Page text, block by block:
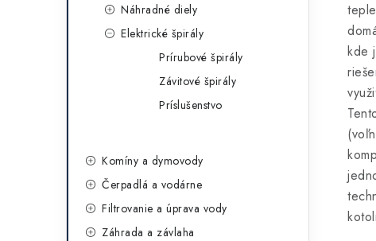
Náhradné diely
Elektrické špirály
Prírubové špirály
Závitové špirály
Príslušenstvo
Komíny a dymovody
Čerpadlá a vodárne
Filtrovanie a úprava vody
Záhrada a závlaha
kde